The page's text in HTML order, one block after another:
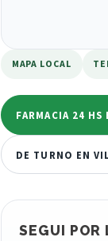
MAPA LOCAL
FARMACIA 24 HS
DE TURNO EN
SEGUI POR